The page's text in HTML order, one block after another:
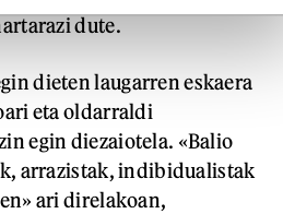
dute.
dieten laugarren eskaera
eta oldarraldi
egin diezaiotela. «Balio
arrazistak, indibidualistak
ari direlakoan,